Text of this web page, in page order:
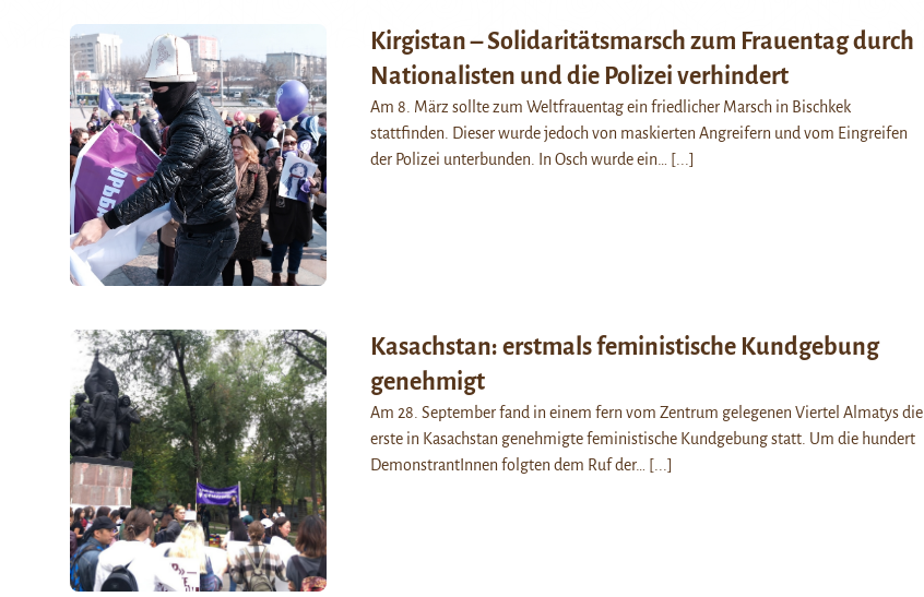
Kirgistan – Solidaritätsmarsch zum Frauentag durch
Nationalisten und die Polizei verhindert
Am 8. März sollte zum Weltfrauentag ein friedlicher Marsch in Bischkek
stattfinden. Dieser wurde jedoch von maskierten Angreifern und vom Eingreifen
der Polizei unterbunden. In Osch wurde ein…
[...]
Kasachstan: erstmals feministische Kundgebung
genehmigt
Am 28. September fand in einem fern vom Zentrum gelegenen Viertel Almatys die
erste in Kasachstan genehmigte feministische Kundgebung statt. Um die hundert
DemonstrantInnen folgten dem Ruf der…
[...]